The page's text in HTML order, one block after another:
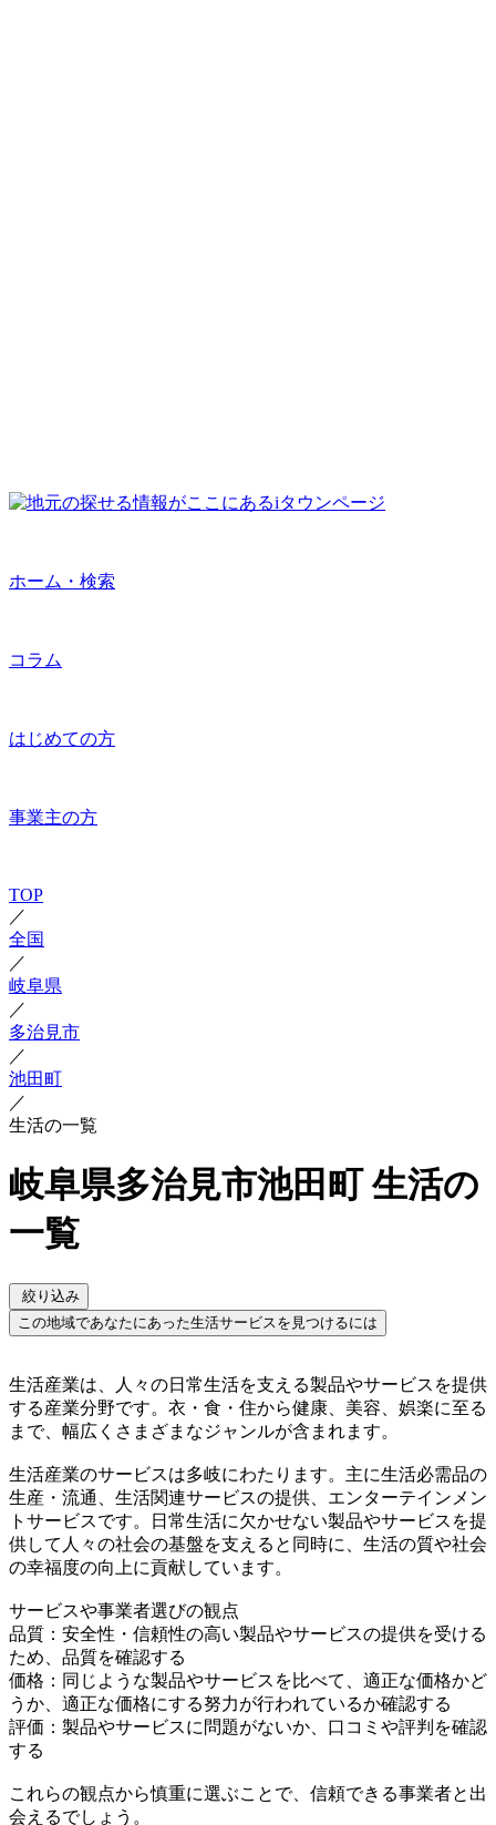
ホーム・検索
コラム
はじめての方
事業主の方
TOP
／
全国
／
岐阜県
／
多治見市
／
池田町
／
生活の一覧
岐阜県多治見市池田町 生活の
一覧
絞り込み
この地域であなたにあった生活サービスを見つけるには
生活産業は、人々の日常生活を支える製品やサービスを提供
する産業分野です。衣・食・住から健康、美容、娯楽に至る
まで、幅広くさまざまなジャンルが含まれます。
生活産業のサービスは多岐にわたります。主に生活必需品の
生産・流通、生活関連サービスの提供、エンターテインメン
トサービスです。日常生活に欠かせない製品やサービスを提
供して人々の社会の基盤を支えると同時に、生活の質や社会
の幸福度の向上に貢献しています。
サービスや事業者選びの観点
品質：安全性・信頼性の高い製品やサービスの提供を受ける
ため、品質を確認する
価格：同じような製品やサービスを比べて、適正な価格かど
うか、適正な価格にする努力が行われているか確認する
評価：製品やサービスに問題がないか、口コミや評判を確認
する
これらの観点から慎重に選ぶことで、信頼できる事業者と出
会えるでしょう。